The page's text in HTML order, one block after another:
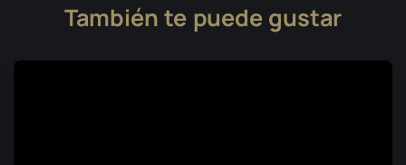
También te puede gustar